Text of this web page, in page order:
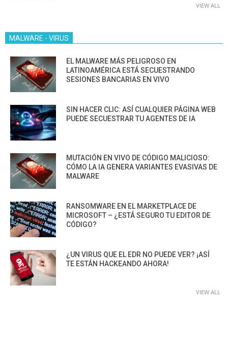
VIEW ALL
MALWARE - VIRUS
EL MALWARE MÁS PELIGROSO EN
LATINOAMÉRICA ESTÁ SECUESTRANDO
SESIONES BANCARIAS EN VIVO
SIN HACER CLIC: ASÍ CUALQUIER PÁGINA WEB
PUEDE SECUESTRAR TU AGENTES DE IA
MUTACIÓN EN VIVO DE CÓDIGO MALICIOSO:
CÓMO LA IA GENERA VARIANTES EVASIVAS DE
MALWARE
RANSOMWARE EN EL MARKETPLACE DE
MICROSOFT – ¿ESTÁ SEGURO TU EDITOR DE
CÓDIGO?
¿UN VIRUS QUE EL EDR NO PUEDE VER? ¡ASÍ
TE ESTÁN HACKEANDO AHORA!
VIEW ALL